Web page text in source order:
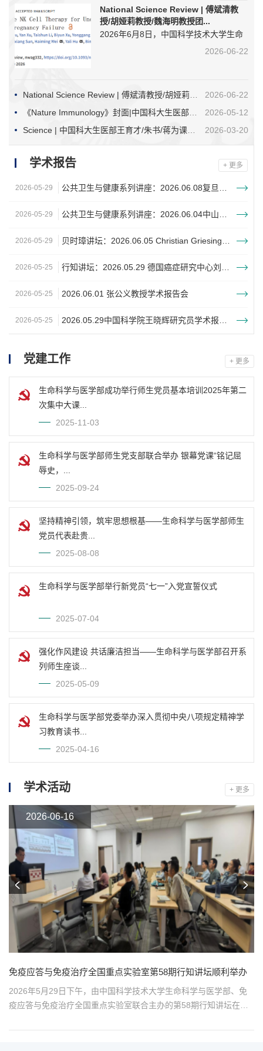
National Science Review | 傅斌清教
授/胡娅莉教授/魏海明教授团...
2026年6月8日，中国科学技术大学生命
科学与医学部、免疫应答与免疫治疗全国
教授团队在《国家科学评论》（National
Science Review）杂志在线发表题为
Unexplained Recurrent Pregnancy
月经血检测发现不明原因复发性流产
2026-06-22
2026-06-22
2026-05-12
2026-03-20
学术报告 + 更多
2026-05-29
2026-05-29
2026-05-29
2026-05-25
2026-05-25 2026.06.01 张公义教授学术报告会
2026-05-25
党建工作 + 更多
生命科学与医学部成功举行师生党员基本培训2025年第二
次集中大课...
2025-11-03
生命科学与医学部师生党支部联合举办 银幕党课“铭记屈
辱史，...
2025-09-24
坚持精神引领，筑牢思想根基——生命科学与医学部师生
党员代表赴贵...
2025-08-08
生命科学与医学部举行新党员“七一”入党宣誓仪式
2025-07-04
强化作风建设 共话廉洁担当——生命科学与医学部召开系
列师生座谈...
2025-05-09
生命科学与医学部党委举办深入贯彻中央八项规定精神学
习教育读书...
2025-04-16
学术活动 + 更多
2026-06-16
免疫应答与免疫治疗全国重点实验室第58期行知讲坛顺利举办
2026年5月29日下午，由中国科学技术大学生命科学与医学部、免
疫应答与免疫治疗全国重点实验室联合主办的第58期行知讲坛在医
神经遗传学部主任刘海坤教授，报告题目为“Winter Is Coming: The